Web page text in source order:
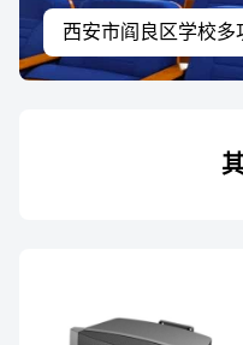
西安市阎良区学校
程案例